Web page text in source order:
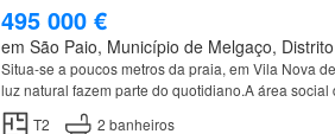
495 000 €
em São Paio, Município de Melgaço,
Situa-se a poucos metros da praia, em Vila Nova de
luz natural fazem parte do quotidiano.A área social
imóvel conta com um luga…
T2 2 banheiros